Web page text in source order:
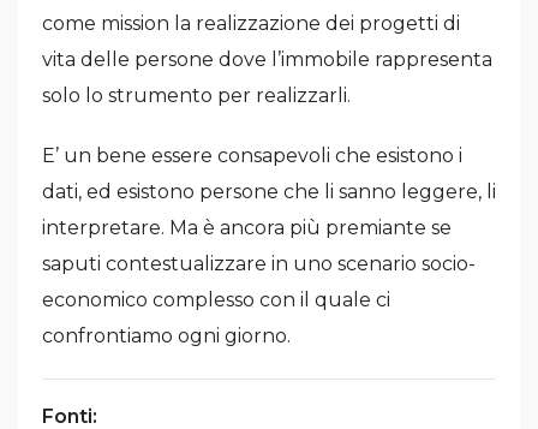
come mission la realizzazione dei progetti di
vita delle persone dove l’immobile rappresenta
solo lo strumento per realizzarli.
E’ un bene essere consapevoli che esistono i
dati, ed esistono persone che li sanno leggere, li
interpretare. Ma è ancora più premiante se
saputi contestualizzare in uno scenario socio-
economico complesso con il quale ci
confrontiamo ogni giorno.
Fonti: